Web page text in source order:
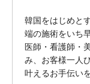
韓国をはじめと
端の施術をいち
医師・看護師・
み、お客様一人
叶えるお手伝い